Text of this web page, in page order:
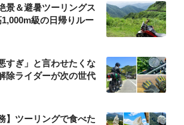
景＆避暑ツーリングス
級の日帰りルー
すぎ」と言わせたくな
除ライダーが次の世代
】ツーリングで食べた